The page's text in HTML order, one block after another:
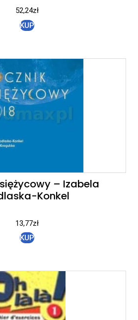
52,24zł
KUP
– Izabela
Konkel
13,77zł
KUP